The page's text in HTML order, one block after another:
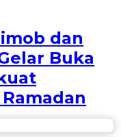
dan
Buka
- 23:36 WIB